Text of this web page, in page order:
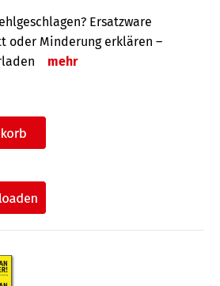
Ersatzware
oder Minderung erklären –
mehr